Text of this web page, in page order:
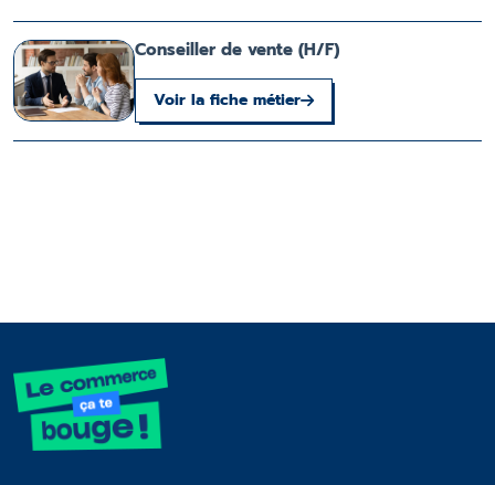
Conseiller de vente (H/F)
Voir la fiche métier